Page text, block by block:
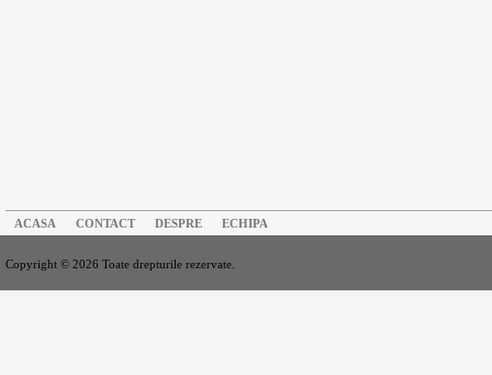
ACASA CONTACT DESPRE ECHIPA
Copyright © 2026 Toate drepturile rezervate.